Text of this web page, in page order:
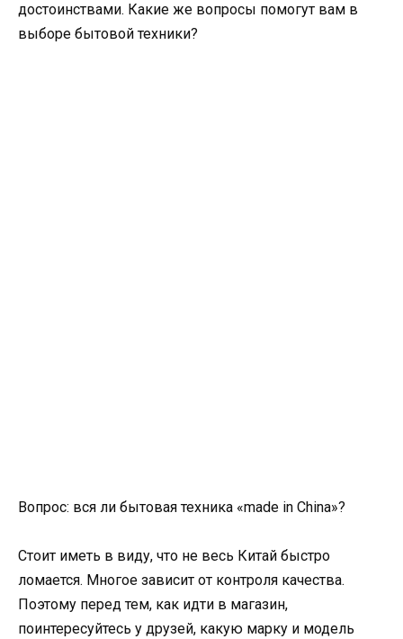
достоинствами. Какие же вопросы помогут вам в
выборе бытовой техники?
Вопрос: вся ли бытовая техника «made in China»?
Стоит иметь в виду, что не весь Китай быстро
ломается. Многое зависит от контроля качества.
Поэтому перед тем, как идти в магазин,
поинтересуйтесь у друзей, какую марку и модель